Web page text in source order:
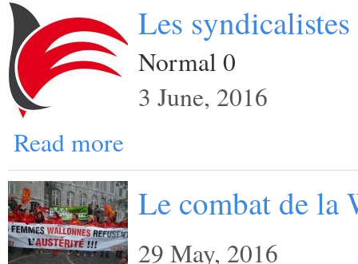
Les
Normal 0
3 June, 2016
Read more
Le combat de la
29 May, 2016